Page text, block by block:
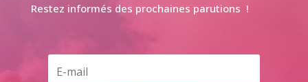
Restez informés des prochaines parutions !